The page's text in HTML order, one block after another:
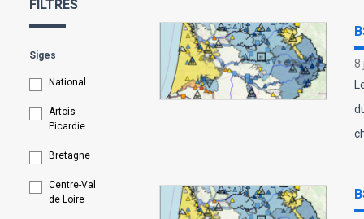
FILTRES
Siges
National
Artois-
Picardie
Bretagne
Centre-Val
de Loire
8